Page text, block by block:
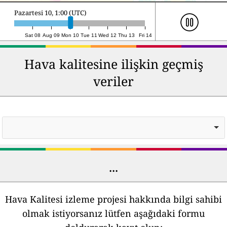
Sat 08 Aug 09 Mon 10 Tue 11 Wed 12 Thu 13 Fri 14
Pazartesi 10, 21:00 (UTC)
Hava kalitesine ilişkin geçmiş
veriler
...
Hava Kalitesi izleme projesi hakkında bilgi sahibi
olmak istiyorsanız lütfen aşağıdaki formu